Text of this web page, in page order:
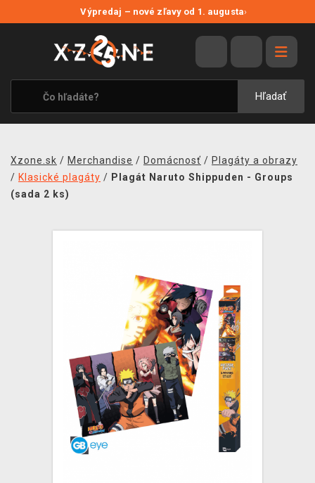
Výpredaj – nové zľavy od 1. augusta›
Hľadať
VÝPREDAJ
VIDEOHRY
XZONE ORIGINALS
TEMATIKY
MERCHANDISE
Xzone.sk / Merchandise / Domácnosť / Plagáty a obrazy
/ Klasické plagáty / Plagát Naruto Shippuden - Groups
(sada 2 ks)